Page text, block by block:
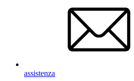
assistenza